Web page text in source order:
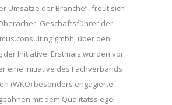
Umsätze der Branche“, freut sich
Geschäftsführer der
gmbh, über den
der Initiative. Erstmals wurden vor
eine Initiative des Fachverbands
(WKO) besonders engagierte
mit dem Qualitätssiegel